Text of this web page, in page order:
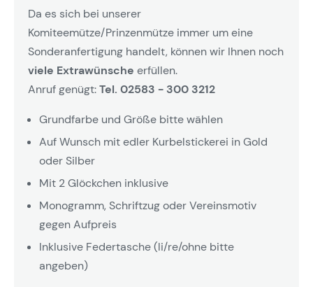
Da es sich bei unserer
Komiteemütze/Prinzenmütze immer um eine
Sonderanfertigung handelt, können wir Ihnen noch
viele Extrawünsche erfüllen.
Anruf genügt:Tel. 02583 - 300 3212
Grundfarbe und Größe bitte wählen
Auf Wunsch mit edler Kurbelstickerei in Gold
oder Silber
Mit 2 Glöckchen inklusive
Monogramm, Schriftzug oder Vereinsmotiv
gegen Aufpreis
Inklusive Federtasche (li/re/ohne bitte
angeben)